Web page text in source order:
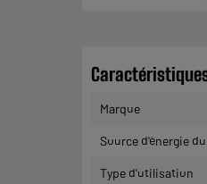
Marque
Source d'énergie du
Type d'utilisation